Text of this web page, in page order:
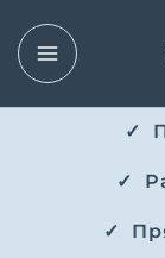
✓
✓
✓